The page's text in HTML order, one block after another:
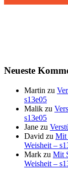
Neueste
Martin zu
s13e05
Malik zu
s13e05
Jane zu
David zu Mit
Weisheit –
Mark zu Mit
Weisheit –